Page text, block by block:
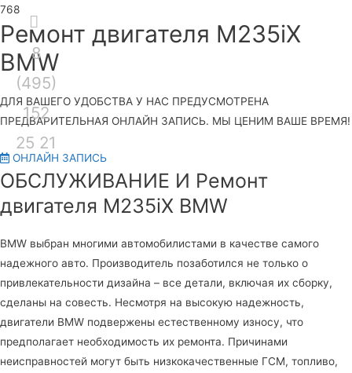
Секция
над
шапкой
8
(495)
152
25 21
Ремонт двигателя M235iX
BMW
ДЛЯ ВАШЕГО УДОБСТВА У НАС ПРЕДУСМОТРЕНА
ПРЕДВАРИТЕЛЬНАЯ ОНЛАЙН ЗАПИСЬ. МЫ ЦЕНИМ ВАШЕ ВРЕМЯ!
ОНЛАЙН ЗАПИСЬ
ОБСЛУЖИВАНИЕ И Ремонт
двигателя M235iX BMW
BMW выбран многими автомобилистами в качестве самого
надежного авто. Производитель позаботился не только о
привлекательности дизайна – все детали, включая их сборку,
сделаны на совесть. Несмотря на высокую надежность,
двигатели BMW подвержены естественному износу, что
предполагает необходимость их ремонта. Причинами
неисправностей могут быть низкокачественные ГСМ, топливо,